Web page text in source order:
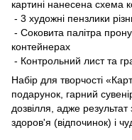
картині нанесена схема
- 3 художні пензлики
- Соковита палітра
контейнерах
- Контрольний лист та
Набір для творчості
подарунок, гарний
дозвілля, адже
здоров'я (відпочинок) і